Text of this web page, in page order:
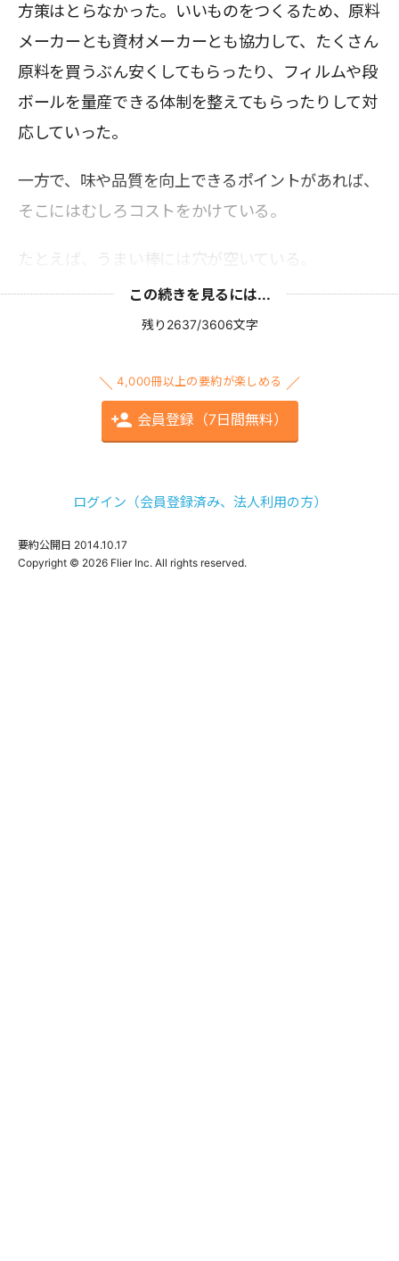
方策はとらなかった。いいものをつくるため、原料
メーカーとも資材メーカーとも協力して、たくさん
原料を買うぶん安くしてもらったり、フィルムや段
ボールを量産できる体制を整えてもらったりして対
応していった。
一方で、味や品質を向上できるポイントがあれば、
そこにはむしろコストをかけている。
たとえば、うまい棒には穴が空いている。
この続きを見るには...
残り2637/3606文字
4,000冊以上の要約が楽しめる
会員登録（7日間無料）
ログイン（会員登録済み、法人利用の方）
要約公開日 2014.10.17